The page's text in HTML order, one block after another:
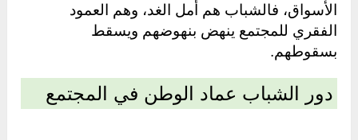
الأسواق، فالشباب هم أمل الغد، وهم العمود
الفقري للمجتمع ينهض بنهوضهم ويسقط
بسقوطهم.
دور الشباب عماد الوطن في المجتمع